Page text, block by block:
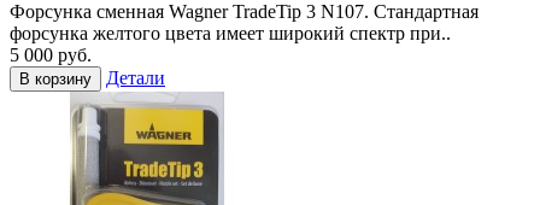
Форсунка сменная Wagner TradeTip 3 N107. Стандартная
форсунка желтого цвета имеет широкий спектр при..
5 000 руб.
В корзину Детали